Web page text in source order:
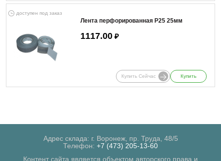
доступен под заказ
Лента перфорированная Р25 25мм
1117.00 ₽
Купить Сейчас Купить
Адрес склада: г. Воронеж, пр. Труда, 48/5
Телефон: +7 (473) 205-13-60
Контент сайта является объектом авторского права и